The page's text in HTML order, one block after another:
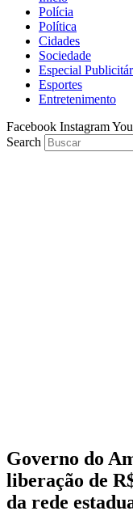
Polícia
Política
Cidades
Sociedade
Especial
Esportes
Entretenimento
Facebook Instagram
Search
Governo do
liberação de
da rede